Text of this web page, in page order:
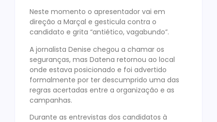
Neste momento o apresentador vai em
direção a Marçal e gesticula contra o
candidato e grita “antiético, vagabundo”.
A jornalista Denise chegou a chamar os
seguranças, mas Datena retornou ao local
onde estava posicionado e foi advertido
formalmente por ter descumprido uma das
regras acertadas entre a organização e as
campanhas.
Durante as entrevistas dos candidatos à